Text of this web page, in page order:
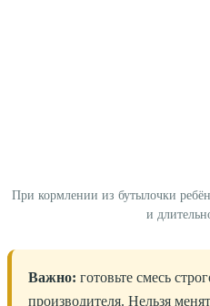
При кормлении из бутылочки
и
Важно: готовьте смесь
производителя. Нельзя